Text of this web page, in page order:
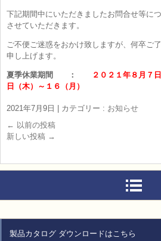
下記期間中にいただきましたお問合せ等に
させていただきます。
ご不便ご迷惑をおかけ致しますが、何卒ご
申し上げます。
夏季休業期間 ：
２０２１年８月７
日（木）～１６（月）
2021年7月9日 カテゴリー : お知らせ
← 以前の投稿
新しい投稿 →
製品カタログ ダウンロードはこちら